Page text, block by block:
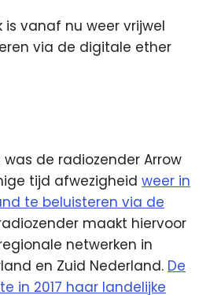
is vanaf nu weer vrijwel
via de digitale ether
was de radiozender Arrow
tijd afwezigheid weer in
te beluisteren via de
maakt hiervoor
netwerken in
en Zuid Nederland. De
in 2017 haar landelijke